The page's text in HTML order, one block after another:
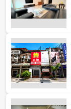
高雄市
屏東縣
台東縣
花蓮縣
80坪以上
樓層
不拘